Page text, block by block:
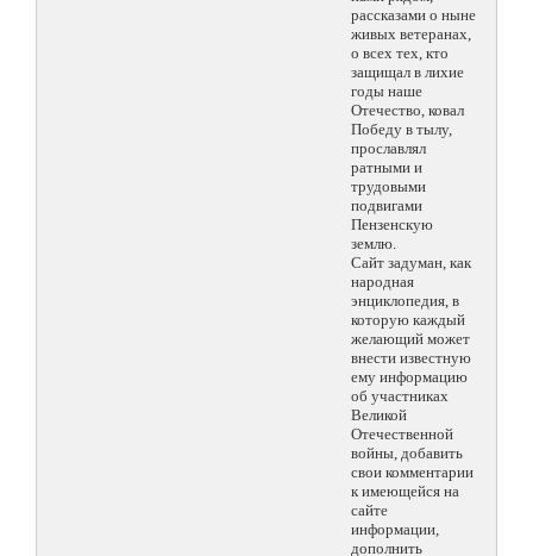
рассказами о ныне
живых ветеранах,
о всех тех, кто
защищал в лихие
годы наше
Отечество, ковал
Победу в тылу,
прославлял
ратными и
трудовыми
подвигами
Пензенскую
землю.
Сайт задуман, как
народная
энциклопедия, в
которую каждый
желающий может
внести известную
ему информацию
об участниках
Великой
Отечественной
войны, добавить
свои комментарии
к имеющейся на
сайте
информации,
дополнить